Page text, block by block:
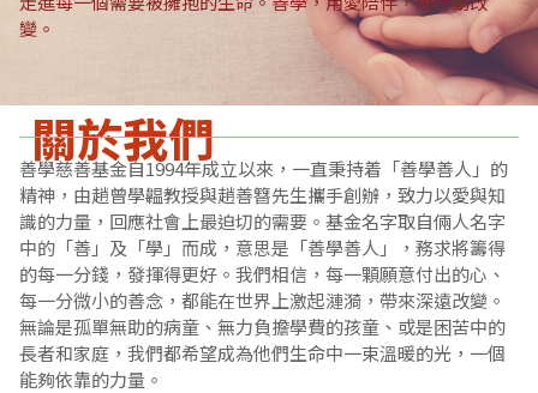
變。
關於我們
善學慈善基金自1994年成立以來，一直秉持着「善學善人」的
精神，由趙曾學韞教授與趙善簪先生攜手創辦，致力以愛與知
識的力量，回應社會上最迫切的需要。基金名字取自倆人名字
中的「善」及「學」而成，意思是「善學善人」，務求將籌得
的每一分錢，發揮得更好。我們相信，每一顆願意付出的心、
每一分微小的善念，都能在世界上激起漣漪，帶來深遠改變。
無論是孤單無助的病童、無力負擔學費的孩童、或是困苦中的
長者和家庭，我們都希望成為他們生命中一束溫暖的光，一個
能夠依靠的力量。